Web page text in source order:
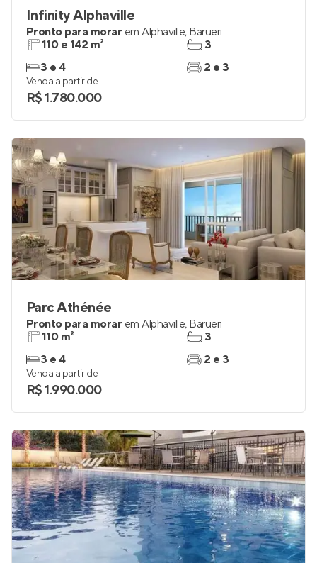
Infinity Alphaville
Pronto para morar em Alphaville, Barueri
110 e 142 m²
3 e 4
3
2 e 3
Venda a partir de
R$ 1.780.000
Parc Athénée
Pronto para morar em Alphaville, Barueri
110 m²
3 e 4
3
2 e 3
Venda a partir de
R$ 1.990.000